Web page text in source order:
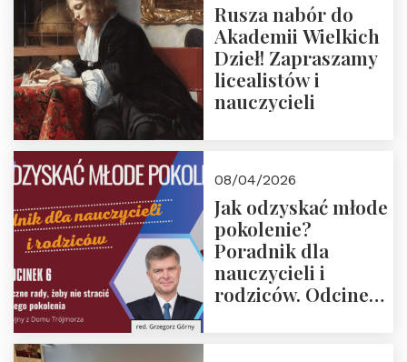
Rusza nabór do
Akademii Wielkich
Dzieł! Zapraszamy
licealistów i
nauczycieli
08/04/2026
Jak odzyskać młode
pokolenie?
Poradnik dla
nauczycieli i
rodziców. Odcinek